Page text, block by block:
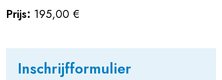
Prijs: 195,00 €
Inschrijfformulier